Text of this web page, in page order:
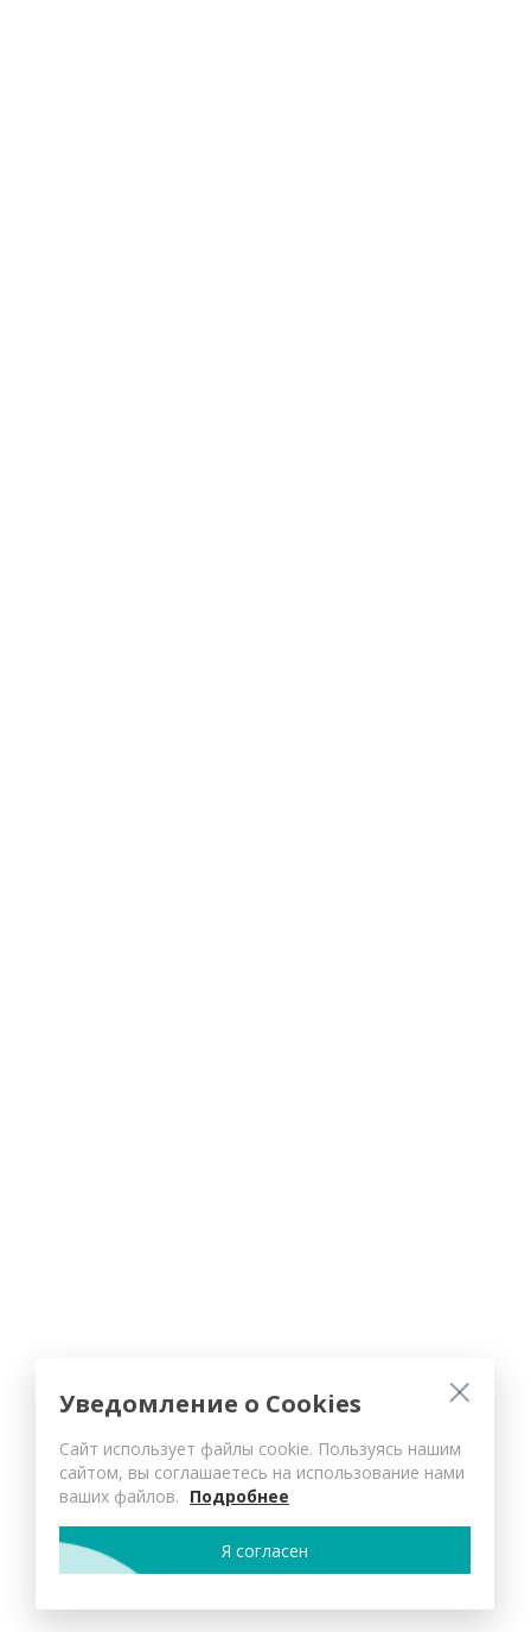
Уведомление о Cookies
Сайт использует файлы cookie. Пользуясь нашим
сайтом, вы соглашаетесь на использование нами
ваших файлов. Подробнее
Я согласен